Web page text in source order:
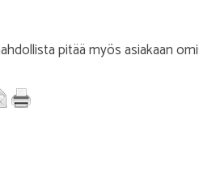
pitää myös asiakaan